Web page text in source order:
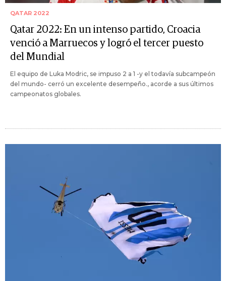
QATAR 2022
Qatar 2022: En un intenso partido, Croacia
venció a Marruecos y logró el tercer puesto
del Mundial
El equipo de Luka Modric, se impuso 2 a 1 -y el todavía subcampeón
del mundo- cerró un excelente desempeño., acorde a sus últimos
campeonatos globales.